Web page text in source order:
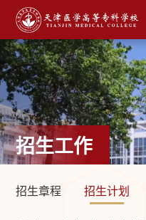
招生工作
招生章程 招生计划